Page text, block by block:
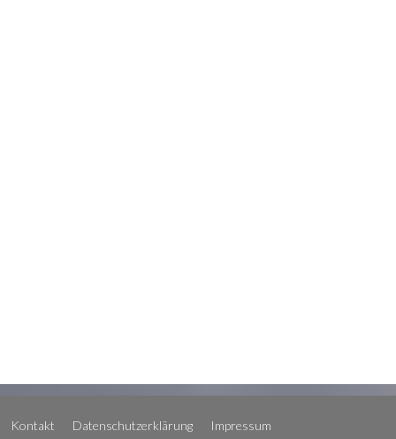
Kontakt Datenschutzerklärung
Impressum